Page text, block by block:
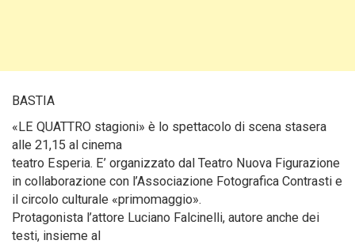
BASTIA
«LE QUATTRO stagioni» è lo spettacolo di scena stasera
alle 21,15 al cinema
teatro Esperia. E’ organizzato dal Teatro Nuova Figurazione
in collaborazione con l’Associazione Fotografica Contrasti e
il circolo culturale «primomaggio».
Protagonista l’attore Luciano Falcinelli, autore anche dei
testi, insieme al